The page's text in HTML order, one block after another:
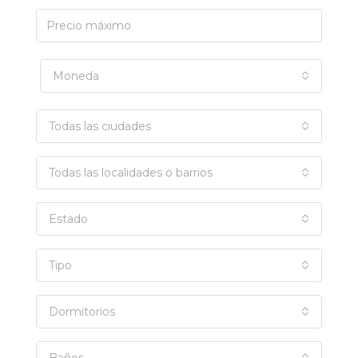
Moneda
Todas las ciudades
Todas las localidades o barrios
Estado
Tipo
Dormitorios